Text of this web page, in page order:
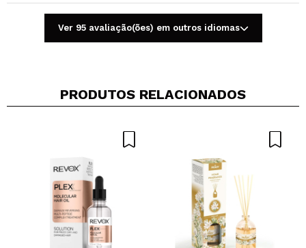
Opinião
|
Hace 5
Responder
Ver 95 avaliação(ões) em outros idiomas
PRODUTOS RELACIONADOS